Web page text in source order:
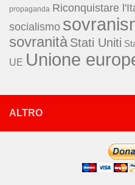
propaganda Riconquistare
socialismo
sovranità Stati Uniti
UE Unione
ALTRO